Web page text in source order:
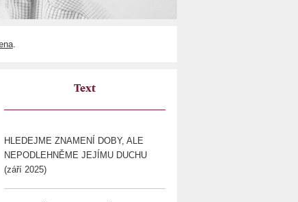
.
Text
HLEDEJME ZNAMENÍ DOBY, ALE
NEPODLEHNĚME JEJÍMU DUCHU
(září 2025)